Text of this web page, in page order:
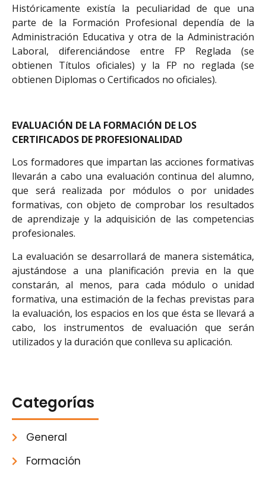
Históricamente existía la peculiaridad de que una
parte de la Formación Profesional dependía de la
Administración Educativa y otra de la Administración
Laboral, diferenciándose entre FP Reglada (se
obtienen Títulos oficiales) y la FP no reglada (se
obtienen Diplomas o Certificados no oficiales).
EVALUACIÓN DE LA FORMACIÓN DE LOS
CERTIFICADOS DE PROFESIONALIDAD
Los formadores que impartan las acciones formativas
llevarán a cabo una evaluación continua del alumno,
que será realizada por módulos o por unidades
formativas, con objeto de comprobar los resultados
de aprendizaje y la adquisición de las competencias
profesionales.
La evaluación se desarrollará de manera sistemática,
ajustándose a una planificación previa en la que
constarán, al menos, para cada módulo o unidad
formativa, una estimación de la fechas previstas para
la evaluación, los espacios en los que ésta se llevará a
cabo, los instrumentos de evaluación que serán
utilizados y la duración que conlleva su aplicación.
Categorías
General
Formación